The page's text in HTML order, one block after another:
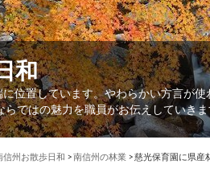
和
位置しています。やわらかい方言が
らではの魅力を職員がお伝えしていき
信州お散歩日和 >南信州の林業 >慈光保育園に県産